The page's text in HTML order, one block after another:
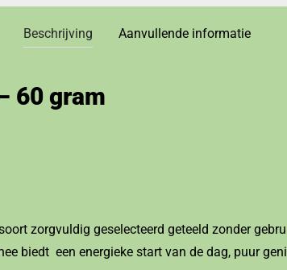
Beschrijving Aanvullende informatie
60 gram
zorgvuldig geselecteerd geteeld zonder
biedt een energieke start van de dag, puur